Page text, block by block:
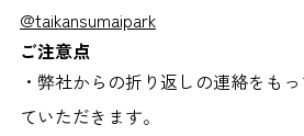
@taikansumaipark
ご注意点
・弊社からの折り返しの連絡をも
ていただきます。